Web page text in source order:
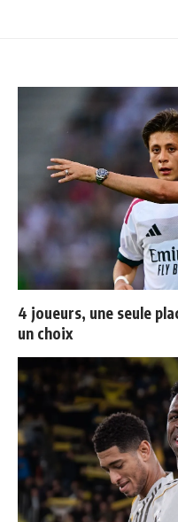
4 joueurs, une seule
un choix